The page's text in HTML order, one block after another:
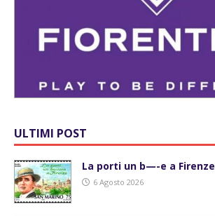
ULTIMI POST
La porti un b—-e a Firenze
6 Agosto 2026